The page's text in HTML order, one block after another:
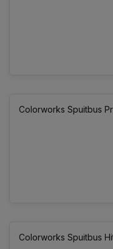
Colorworks Spuitbus
Colorworks Spuitbus